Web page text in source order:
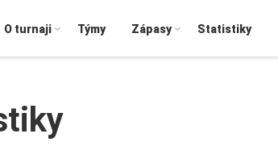
O turnaji Týmy Zápasy Statistiky